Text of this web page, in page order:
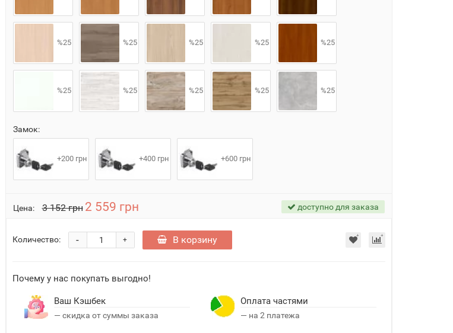
%25 %25 %25 %25 %25
%25 %25 %25 %25 %25
Замок:
+200 грн +400 грн +600 грн
Цена: 3 152 грн 2 559 грн доступно для заказа
Количество: +
- В корзину
Почему у нас покупать выгодно!
Ваш Кэшбек
— скидка от суммы заказа
Оплата частями
— на 2 платежа